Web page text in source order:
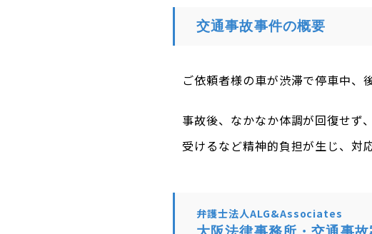
交通事故事件の概要
ご依頼者様の車が渋滞で停車中、
事故後、なかなか体調が回復せず
受けるなど精神的負担が生じ、対
弁護士法人ALG&Associates